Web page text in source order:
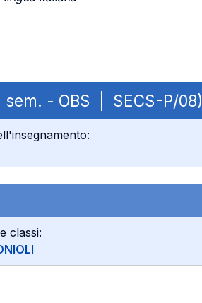
sem. - OBS | SECS-P/08)
classi: